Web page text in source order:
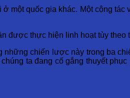
một quốc gia khác. Một cộng
được thực hiện linh hoạt tùy theo
chiến lược này trong ba
ta đang cố gắng thuyết